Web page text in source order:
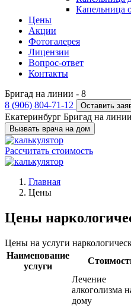
Капельница
Цены
Акции
Фотогалерея
Лицензии
Вопрос-ответ
Контакты
Бригад на линии - 8
8 (906) 804-71-12
Оставить
Екатеринбург Бригад на
Вызвать врача на дом
Рассчитать стоимость
Главная
Цены
Цены
Цены на услуги
Наименование
услуги
Лечение
алкоголизма
дому